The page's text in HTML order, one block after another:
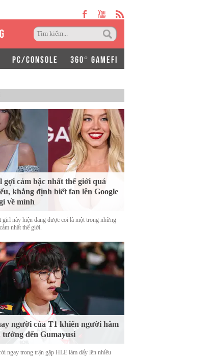
PC/CONSOLE 360° GAMEFI
gợi cảm bậc nhất thế giới quá
khẳng định biết fan lên Google
về mình
girl này hiện đang được coi là một trong những
nhất thế giới.
người của T1 khiến người hâm
tưởng đến Gumayusi
ngay trong trận gặp HLE làm dấy lên nhiều